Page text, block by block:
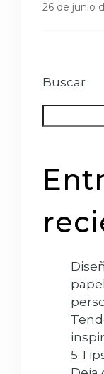
26 de junio
Buscar
5